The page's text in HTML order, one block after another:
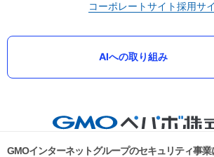
コーポレートサイト採用サ
AIへの取り組み
GMOインターネットグループのセキュリティ事業